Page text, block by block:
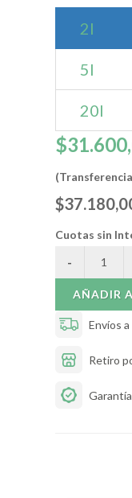
2l
5l
20l
Cuotas sin
Envíos
Retiro